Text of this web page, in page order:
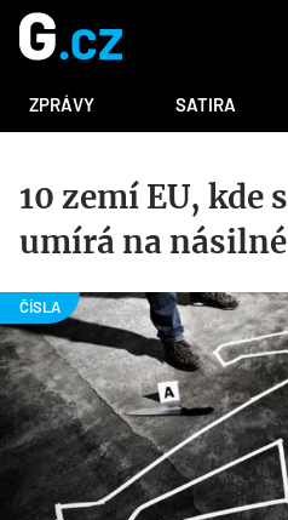
ZPRÁVY SATIRA
10 zemí EU, kde
umírá na